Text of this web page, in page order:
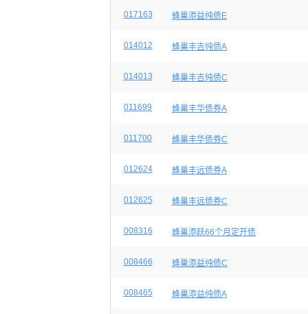
017163 蜂巢添益纯债E
014012 蜂巢丰吉纯债A
014013 蜂巢丰吉纯债C
011699 蜂巢丰华债券A
011700 蜂巢丰华债券C
012624 蜂巢丰远债券A
012625 蜂巢丰远债券C
008316 蜂巢添跃66个月定开债
008466 蜂巢添益纯债C
008465 蜂巢添益纯债A